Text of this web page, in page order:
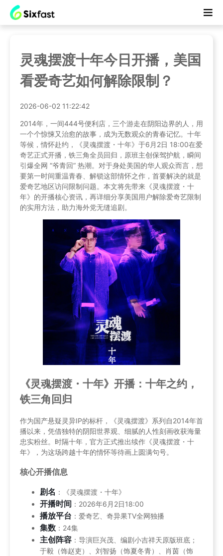
灵魂摆渡十年今日开播，美国
看爱奇艺如何解除限制？
2026-06-02 11:22:42
2014年，一间444号便利店，三个游走在阴阳边界的人，用
一个个惊悚又治愈的故事，成为无数观众的青春记忆。十年
等候，情怀赴约，《灵魂摆渡・十年》于6月2日 18:00在爱
奇艺正式开播，铁三角全员回归，原班主创保驾护航，瞬间
引爆全网 “爷青回” 热潮。对于身处美国的华人观众而言，想
要第一时间重温青春、解锁这部情怀之作，首要解决的就是
爱奇艺地区访问限制问题。本文将先带来《灵魂摆渡・十
年》的开播核心资讯，再详细分享美国用户解除爱奇艺限制
的实用方法，助力海外党无缝追剧。
《灵魂摆渡・十年》开播：十年之约，
铁三角回归
作为国产悬疑灵异IP的标杆，《灵魂摆渡》系列自2014年首
播以来，凭借独特的阴阳世界观、细腻的人性刻画收获海量
忠实粉丝。时隔十年，官方正式推出续作《灵魂摆渡・十
年》，为这场跨越十年的情怀等待画上圆满句号。
核心开播信息
剧名 ：《灵魂摆渡・十年》
开播时间 ：2026年6月2日18:00
播放平台 ：爱奇艺、奇异果TV全网独播
集数 ：24集
主创阵容 ：导演巨兴茂、编剧小吉祥天原版班底；
于毅（饰赵吏）、刘智扬（饰夏冬青）、肖茵（饰